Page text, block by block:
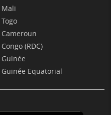
Mali
Togo
Cameroun
Congo (RDC)
Guinée
Guinée Equatorial